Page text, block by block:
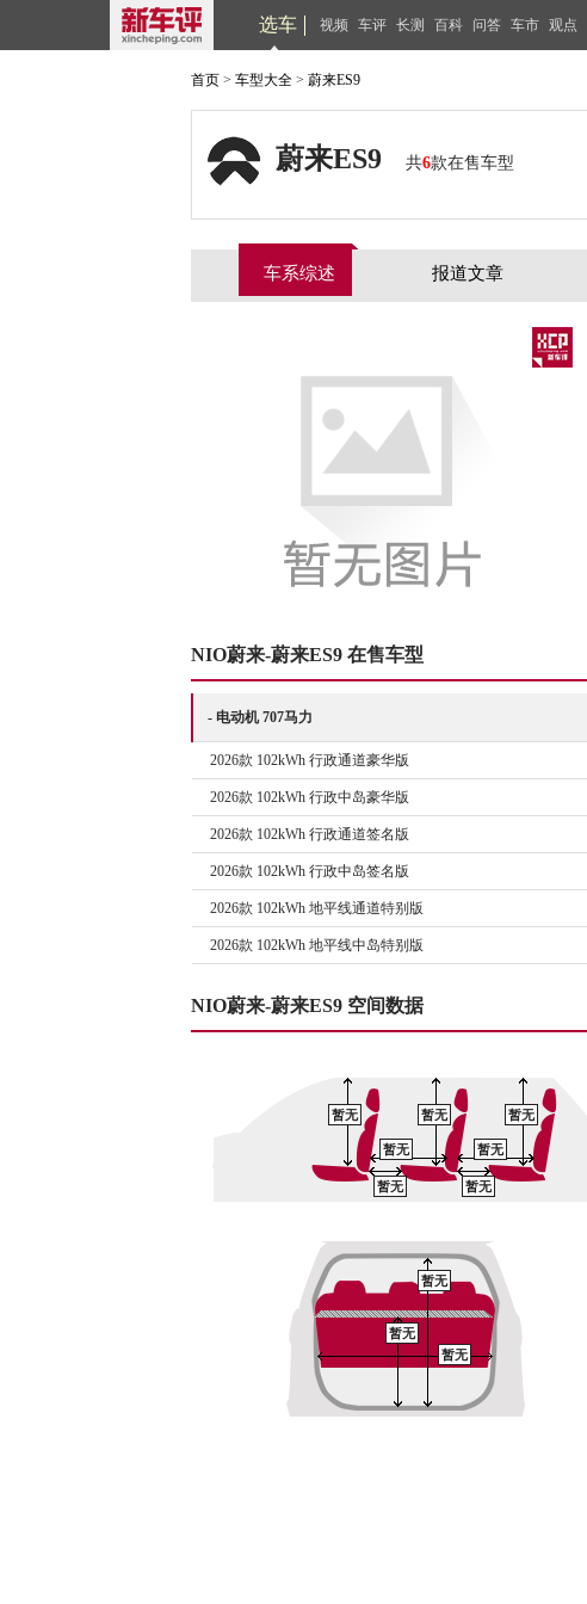
选车 视频 车评 长测 百科 问答 车市 观点
首页 > 车型大全 > 蔚来ES9
蔚来ES9 共6款在售车型
车系综述 报道文章
NIO蔚来-蔚来ES9 在售车型
- 电动机 707马力
2026款 102kWh 行政通道豪华版
2026款 102kWh 行政中岛豪华版
2026款 102kWh 行政通道签名版
2026款 102kWh 行政中岛签名版
2026款 102kWh 地平线通道特别版
2026款 102kWh 地平线中岛特别版
NIO蔚来-蔚来ES9 空间数据
暂无 暂无 暂无
暂无
暂无 暂无
暂无
暂无
暂无
暂无